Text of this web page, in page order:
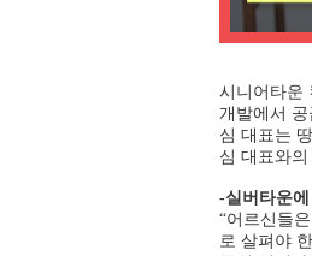
시니어타운
개발에서
심 대표는
심 대표와
-실버타운
“어르신들
로 살펴야